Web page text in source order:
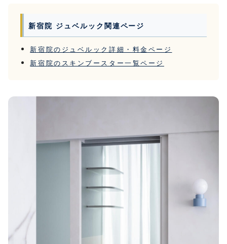
新宿院 ジュベルック関連ページ
新宿院のジュベルック詳細・料金ページ
新宿院のスキンブースター一覧ページ